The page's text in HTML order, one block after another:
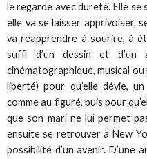
le regarde avec dureté. Elle se
elle va se laisser apprivoiser,
va réapprendre à sourire, à
suffi d’un dessin et d’un
cinématographique, musical
liberté) pour qu’elle dévie,
comme au figuré, puis pour
que son mari ne lui permet
ensuite se retrouver à New
possibilité d’un avenir. D’une